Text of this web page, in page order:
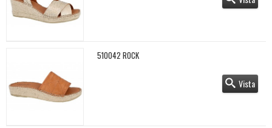
510042 ROCK
Vista